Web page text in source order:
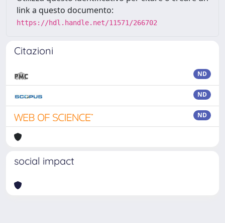
link a questo documento:
https://hdl.handle.net/11571/266702
Citazioni
ND
ND
ND
social impact